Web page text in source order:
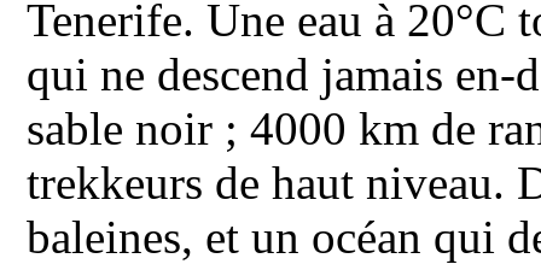
Tenerife. Une eau à 20°C
qui ne descend jamais en-
sable noir ; 4000 km de
trekkeurs de haut niveau.
baleines, et un océan qui